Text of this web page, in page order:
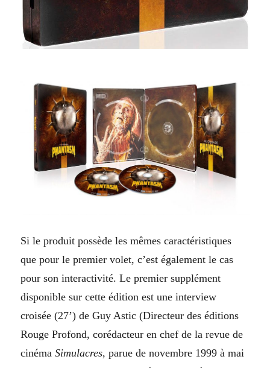
Si le produit possède les mêmes caractéristiques
que pour le premier volet, c’est également le cas
pour son interactivité. Le premier supplément
disponible sur cette édition est une interview
croisée (27’) de Guy Astic (Directeur des éditions
Rouge Profond, corédacteur en chef de la revue de
cinémaSimulacres, parue de novembre 1999 à mai